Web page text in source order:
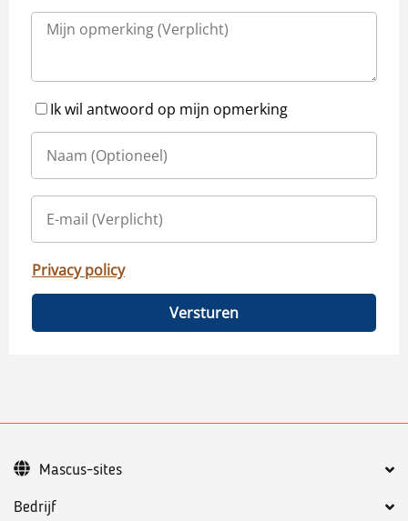
Ik wil antwoord op mijn opmerking
Privacy policy
Versturen
Bedrijf
Mascus-sites